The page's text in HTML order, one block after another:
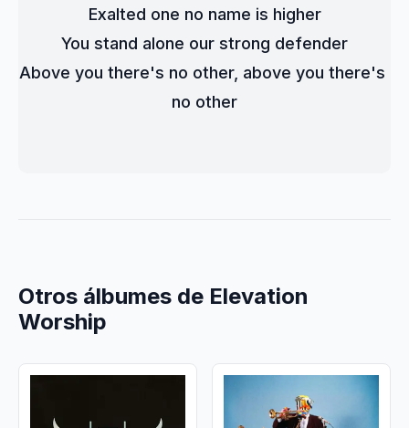
Exalted one no name is higher
You stand alone our strong defender
Above you there's no other, above you there's
no other
Otros álbumes de Elevation
Worship